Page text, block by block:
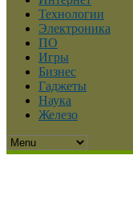
Технологии
Электроника
ПО
Игры
Бизнес
Гаджеты
Наука
Железо